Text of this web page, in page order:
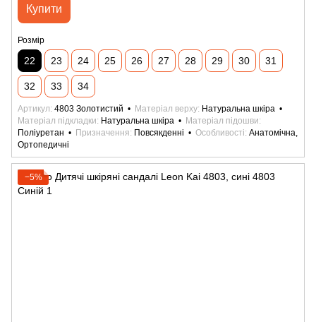
Купити
Розмір
22 23 24 25 26 27 28 29 30 31
32 33 34
Артикул 4803 Золотистий Матеріал верху Натуральна шкіра
Матеріал підкладки
Натуральна шкіра
Матеріал підошви
Поліуретан
Призначення Повсякденні Особливості Анатомічна,
Ортопедичні
−5%